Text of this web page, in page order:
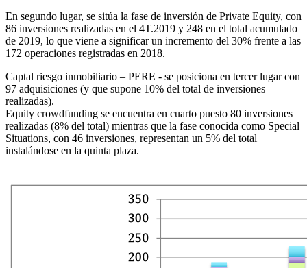
En segundo lugar, se sitúa la fase de inversión de Private Equity, con
86 inversiones realizadas en el 4T.2019 y 248 en el total acumulado
de 2019, lo que viene a significar un incremento del 30% frente a las
172 operaciones registradas en 2018.
Captal riesgo inmobiliario – PERE - se posiciona en tercer lugar con
97 adquisiciones (y que supone 10% del total de inversiones
realizadas).
Equity crowdfunding se encuentra en cuarto puesto 80 inversiones
realizadas (8% del total) mientras que la fase conocida como Special
Situations, con 46 inversiones, representan un 5% del total
instalándose en la quinta plaza.